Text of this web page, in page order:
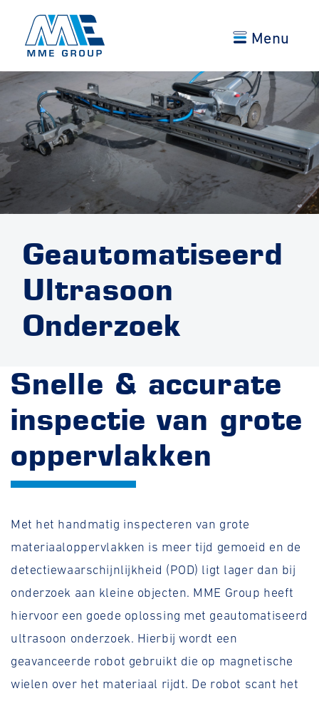
Menu
Geautomatiseerd
Ultrasoon
Onderzoek
Snelle & accurate
inspectie van grote
oppervlakken
Met het handmatig inspecteren van grote
materiaaloppervlakken is meer tijd gemoeid en de
detectiewaarschijnlijkheid (POD) ligt lager dan bij
onderzoek aan kleine objecten. MME Group heeft
hiervoor een goede oplossing met geautomatiseerd
ultrasoon onderzoek. Hierbij wordt een
geavanceerde robot gebruikt die op magnetische
wielen over het materiaal rijdt. De robot scant het